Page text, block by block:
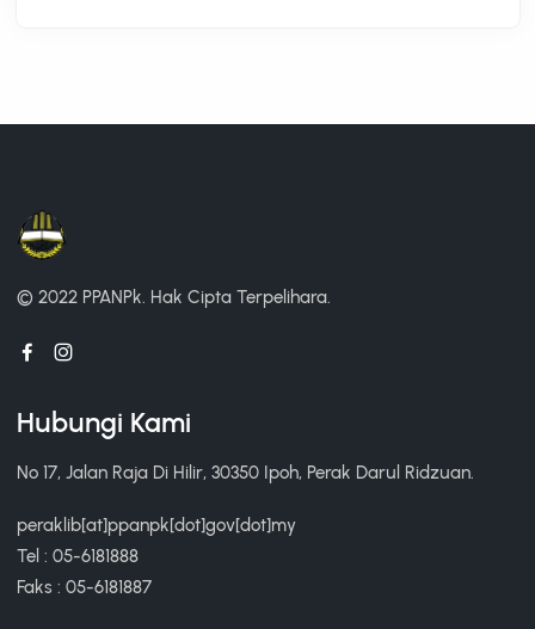
© 2022 PPANPk. Hak Cipta Terpelihara.
Hubungi Kami
No 17, Jalan Raja Di Hilir, 30350 Ipoh, Perak Darul Ridzuan.
peraklib[at]ppanpk[dot]gov[dot]my
Tel : 05-6181888
Faks : 05-6181887